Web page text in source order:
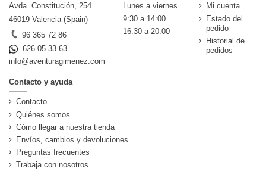
Avda. Constitución, 254
46019 Valencia (Spain)
96 365 72 86
626 05 33 63
info@aventuragimenez.com
Lunes a viernes
9:30 a 14:00
16:30 a 20:00
Mi cuenta
Estado del
pedido
Historial de
pedidos
Contacto y ayuda
Contacto
Quiénes somos
Cómo llegar a nuestra tienda
Envíos, cambios y devoluciones
Preguntas frecuentes
Trabaja con nosotros